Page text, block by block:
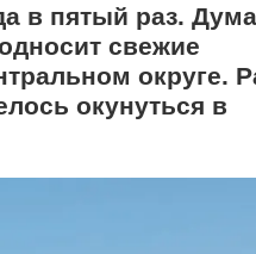
в пятый раз.
свежие
округе.
окунуться в